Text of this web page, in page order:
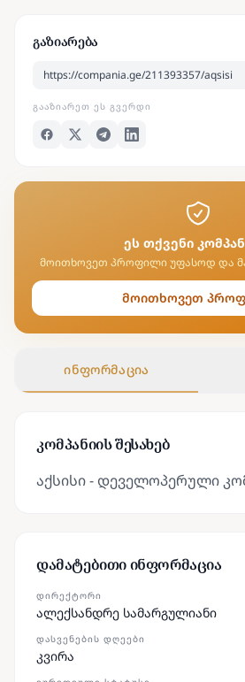
გაზიარება
ᲒᲐᲐᲖᲘᲐᲠᲔᲗ ᲔᲡ ᲒᲕᲔᲠᲓᲘ
ეს თქვენი
მოითხოვეთ პროფილი უფასოდ და
მოითხოვეთ
ინფორმაცია
კომპანიის შესახებ
აქსისი - დეველოპერული
დამატებითი ინფორმაცია
ᲓᲘᲠᲔᲥᲢᲝᲠᲘ
ალექსანდრე სამარგულიანი
ᲓᲐᲡᲕᲔᲜᲔᲑᲘᲡ ᲓᲦᲔᲔᲑᲘ
კვირა